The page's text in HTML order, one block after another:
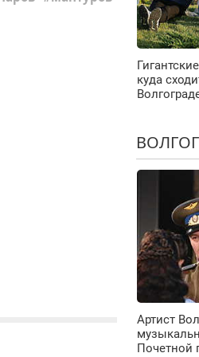
куда
Артист
Почетной